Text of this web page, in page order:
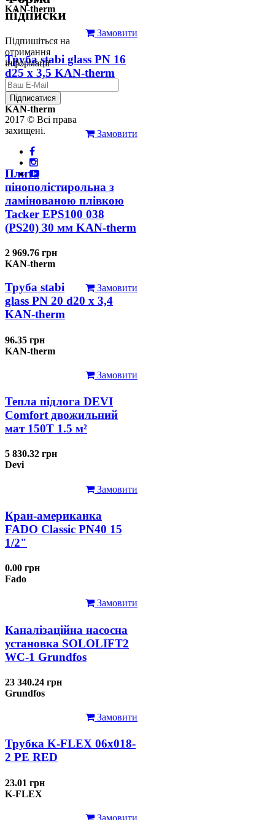
KAN-therm
Замовити
Труба stabi glass PN 16
d25 х 3,5 KAN-therm
126.31 грн
KAN-therm
Замовити
Плита
пінополістирольна з
ламінованою плівкою
Tacker EPS100 038
(PS20) 30 мм KAN-therm
2 969.76 грн
KAN-therm
Замовити
Труба stabi
glass PN 20 d20 х 3,4
KAN-therm
96.35 грн
KAN-therm
Замовити
Тепла підлога DEVI
Comfort двожильний
мат 150T 1.5 м²
5 830.32 грн
Devi
Замовити
Кран-американка
FADO Classic PN40 15
1/2"
0.00 грн
Fado
Замовити
Каналізаційна насосна
установка SOLOLIFT2
WC-1 Grundfos
23 340.24 грн
Grundfos
Замовити
Трубка K-FLEX 06x018-
2 РЕ RED
23.01 грн
K-FLEX
Замовити
підписки
Підпишіться на
отримання
інформації
Підписатися
2017 © Всі права
захищені.